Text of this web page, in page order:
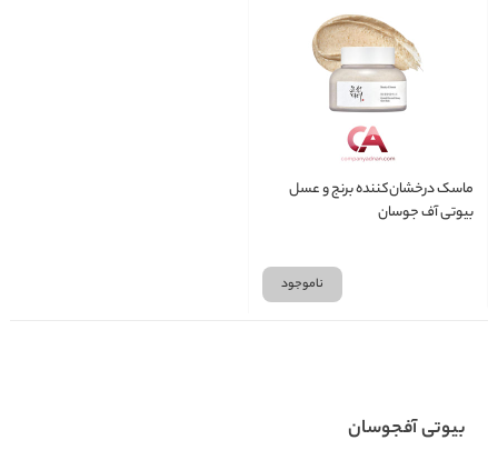
ماسک درخشان‌کننده برنج و عسل
بیوتی آف جوسان
ناموجود
بیوتی آفجوسان